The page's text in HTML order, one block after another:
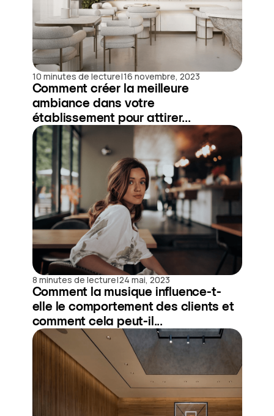
10 minutes de lecture|16 novembre, 2023
Comment créer la meilleure
ambiance dans votre
établissement pour attirer...
8 minutes de lecture|24 mai, 2023
Comment la musique influence-t-
elle le comportement des clients et
comment cela peut-il...